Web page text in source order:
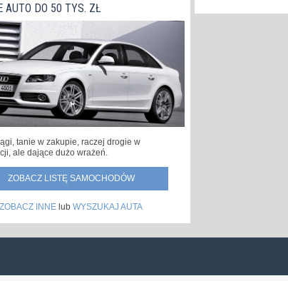
AUTO DO 50 TYS. ZŁ
tanie w zakupie, raczej drogie w
ale dające dużo wrażeń.
ZOBACZ LISTĘ SAMOCHODÓW
ZOBACZ INNE lub WYSZUKAJ AUTA